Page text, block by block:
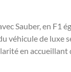
Sauber, en F1
véhicule de luxe
en